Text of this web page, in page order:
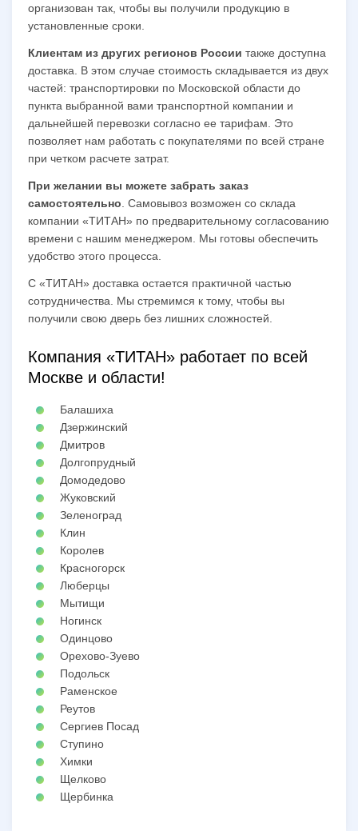
организован так, чтобы вы получили продукцию в
установленные сроки.
Клиентам из других регионов России также доступна
доставка. В этом случае стоимость складывается из двух
частей: транспортировки по Московской области до
пункта выбранной вами транспортной компании и
дальнейшей перевозки согласно ее тарифам. Это
позволяет нам работать с покупателями по всей стране
при четком расчете затрат.
При желании вы можете забрать заказ
самостоятельно . Самовывоз возможен со склада
компании «ТИТАН» по предварительному согласованию
времени с нашим менеджером. Мы готовы обеспечить
удобство этого процесса.
С «ТИТАН» доставка остается практичной частью
сотрудничества. Мы стремимся к тому, чтобы вы
получили свою дверь без лишних сложностей.
Компания «ТИТАН» работает по всей
Москве и области!
Балашиха
Дзержинский
Дмитров
Долгопрудный
Домодедово
Жуковский
Зеленоград
Клин
Королев
Красногорск
Люберцы
Мытищи
Ногинск
Одинцово
Орехово-Зуево
Подольск
Раменское
Реутов
Сергиев Посад
Ступино
Химки
Щелково
Щербинка